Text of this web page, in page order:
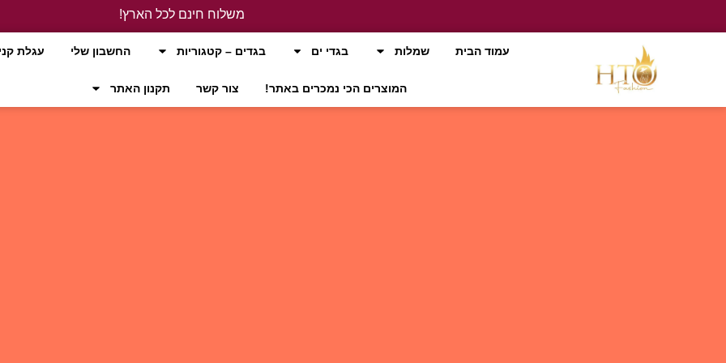
משלוח חינם לכל הארץ!
עמוד הבית
שמלות בגדי ים בגדים – קטגוריות החשבון שלי עגלת
המוצרים הכי נמכרים באתר! צור קשר תקנון האתר